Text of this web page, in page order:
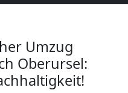
Umzug
Oberursel: